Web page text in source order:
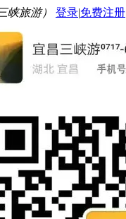
峡旅游） 登录|免费注册